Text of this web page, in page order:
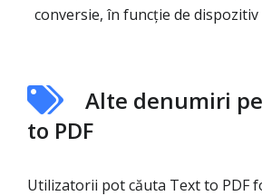
conversie, în funcție de dispozitiv
Alte denumiri
to PDF
Utilizatorii pot căuta Text to PDF